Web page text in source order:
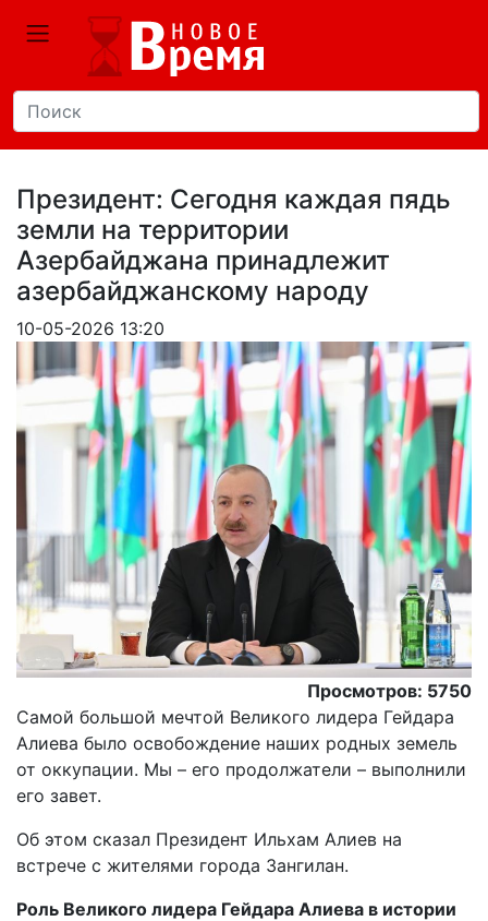
Президент: Сегодня каждая пядь
земли на территории
Азербайджана принадлежит
азербайджанскому народу
10-05-2026 13:20
Просмотров: 5750
Самой большой мечтой Великого лидера Гейдара
Алиева было освобождение наших родных земель
от оккупации. Мы – его продолжатели – выполнили
его завет.
Oб этом сказал Президент Ильхам Алиев на
встрече с жителями города Зангилан.
Роль Великого лидера Гейдара Алиева в истории